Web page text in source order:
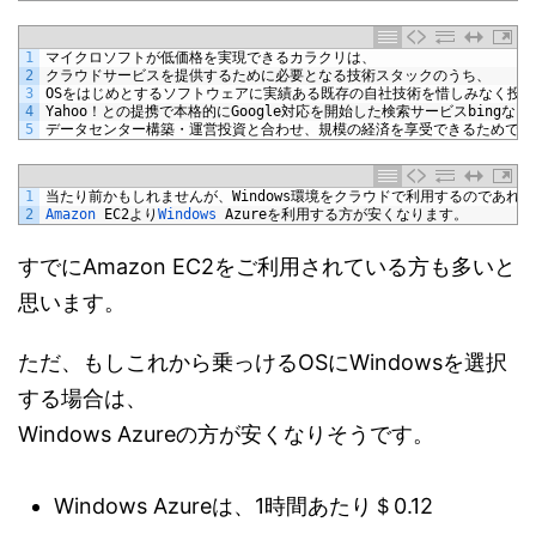
1
2
3
4
5
マイクロソフトが低価格を実現できるカラクリは、
クラウドサービスを提供するために必要となる技術スタックのうち、
OSをはじめとするソフトウェアに実績ある既存の自社技術を惜しみなく投
Yahoo ！との提携で本格的にGoogle対応を開始した検索サービス bingなど
データセンター構築・運営投資と合わせ、規模の経済を享受できるためで
1
2
当たり前かもしれませんが、 Windows環境をクラウドで利用するのであれ
Amazon
EC2より Windows Azureを利用する方が安くなります。
すでにAmazon EC2をご利用されている方も多いと
思います。
ただ、もしこれから乗っけるOSにWindowsを選択
する場合は、
Windows Azureの方が安くなりそうです。
Windows Azureは、1時間あたり＄0.12